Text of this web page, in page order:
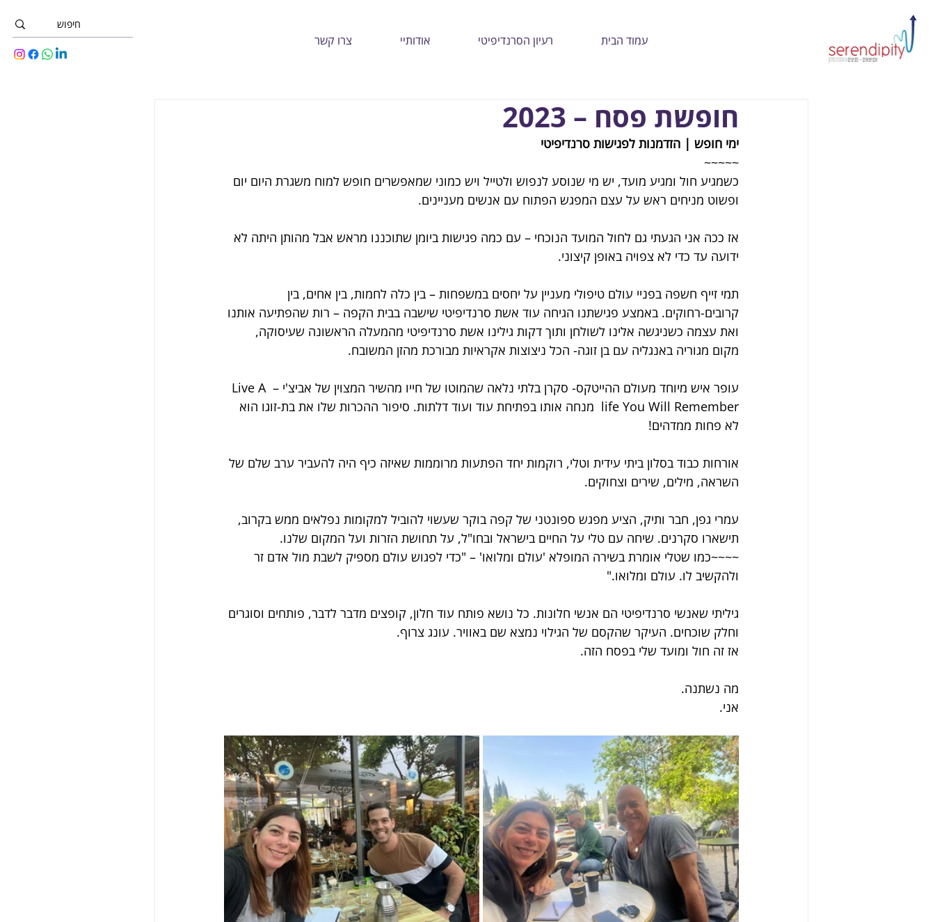
עמוד הבית רעיון הסרנדיפיטי אודותיי צרו קשר
חופשת פסח – 2023
ימי חופש | הזדמנות לפגישות סרנדיפיטי
~~~~~
כשמגיע חול ומגיע מועד, יש מי שנוסע לנפוש ולטייל ויש כמוני שמאפשרים חופש למוח משגרת היום יום
ופשוט מניחים ראש על עצם המפגש הפתוח עם אנשים מעניינים.
אז ככה אני הגעתי גם לחול המועד הנוכחי – עם כמה פגישות ביומן שתוכננו מראש אבל מהותן היתה לא
ידועה עד כדי לא צפויה באופן קיצוני.
תמי זייף חשפה בפניי עולם טיפולי מעניין על יחסים במשפחות – בין כלה לחמות, בין אחים, בין
קרובים-רחוקים. באמצע פגישתנו הגיחה עוד אשת סרנדיפיטי שישבה בבית הקפה – רות שהפתיעה אותנו
ואת עצמה כשניגשה אלינו לשולחן ותוך דקות גילינו אשת סרנדיפיטי מהמעלה הראשונה שעיסוקה,
מקום מגוריה באנגליה עם בן זוגה- הכל ניצוצות אקראיות מבורכת מהזן המשובח.
עופר איש מיוחד מעולם ההייטקס- סקרן בלתי נלאה שהמוטו של חייו מהשיר המצוין של אביצ'י – Live A
life You Will Remember  מנחה אותו בפתיחת עוד ועוד דלתות. סיפור ההכרות שלו את בת-זוגו הוא
לא פחות ממדהים!
אורחות כבוד בסלון ביתי עידית וטלי, רוקמות יחד הפתעות מרוממות שאיזה כיף היה להעביר ערב שלם של
השראה, מילים, שירים וצחוקים.
עמרי גפן, חבר ותיק, הציע מפגש ספונטני של קפה בוקר שעשוי להוביל למקומות נפלאים ממש בקרוב,
תישארו סקרנים. שיחה עם טלי על החיים בישראל ובחו"ל, על תחושת הזרות ועל המקום שלנו.
~~~~כמו שטלי אומרת בשירה המופלא 'עולם ומלואו' – "כדי לפגוש עולם מספיק לשבת מול אדם זר
ולהקשיב לו. עולם ומלואו."
גיליתי שאנשי סרנדיפיטי הם אנשי חלונות. כל נושא פותח עוד חלון, קופצים מדבר לדבר, פותחים וסוגרים
וחלק שוכחים. העיקר שהקסם של הגילוי נמצא שם באוויר. עונג צרוף.
אז זה חול ומועד שלי בפסח הזה.
מה נשתנה.
אני.